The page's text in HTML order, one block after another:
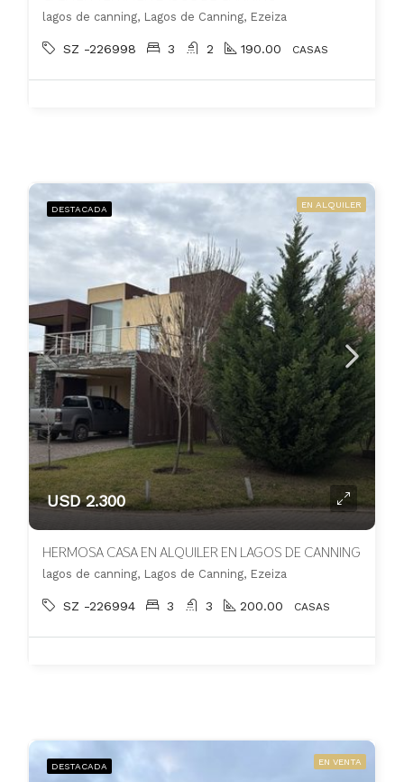
lagos de canning, Lagos de Canning, Ezeiza
SZ -226998 3 2 190.00 CASAS
DESTACADA EN ALQUILER
USD 2.300
HERMOSA CASA EN ALQUILER EN LAGOS DE CANNING
lagos de canning, Lagos de Canning, Ezeiza
SZ -226994 3 3 200.00 CASAS
DESTACADA EN VENTA